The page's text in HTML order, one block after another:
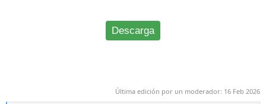
Descarga
Última edición por un moderador: 16 Feb 2026